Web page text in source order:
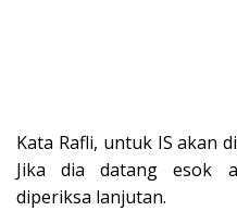
Kata Rafli, untuk IS akan
Jika dia datang esok
diperiksa lanjutan.